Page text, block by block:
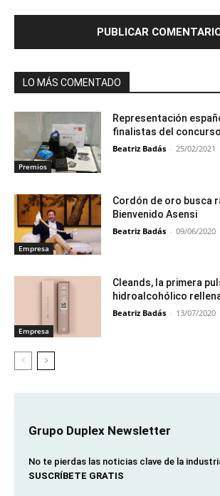
LO MÁS COMENTADO
Premios
Representación
finalistas del
Beatriz Badás - 25/02/2021
Empresa
Cordón de oro busca
Bienvenido Asensi
Beatriz Badás - 09/06/2020
Empresa
Cleands, la primera
hidroalcohólico
Beatriz Badás - 13/07/2020
Grupo Duplex Newsletter
No te pierdas las noticias clave de la
SUSCRÍBETE GRATIS